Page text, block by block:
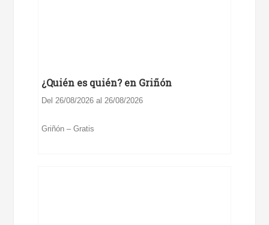
¿Quién es quién? en Griñón
Del 26/08/2026 al 26/08/2026
Griñón – Gratis